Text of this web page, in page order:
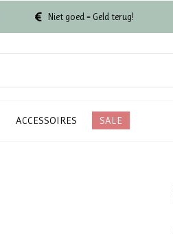
ACCESSOIRES SALE
Niet goed = Geld terug!